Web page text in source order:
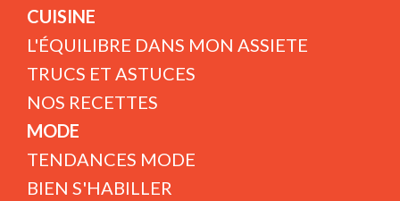
CUISINE
L'ÉQUILIBRE DANS MON ASSIETE
TRUCS ET ASTUCES
NOS RECETTES
MODE
TENDANCES MODE
BIEN S'HABILLER